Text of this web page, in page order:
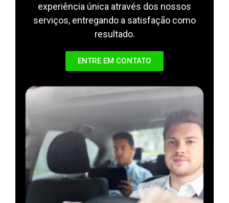
experiência única através dos nossos
serviços, entregando a satisfação como
resultado.
ENTRE EM CONTATO